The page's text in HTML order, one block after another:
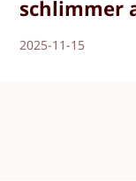
schlimmer
2025-11-15